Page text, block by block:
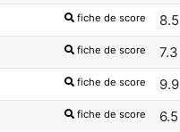
fiche de score 8.5
fiche de score 7.3
fiche de score 9.9
fiche de score 6.5